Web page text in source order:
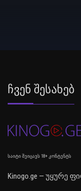
Ჩვენ Შესახებ
საიტი შეიცავს 18+ კონტენტს
Kinogo.ge — უყურე